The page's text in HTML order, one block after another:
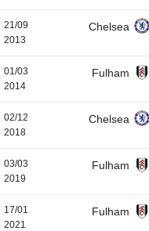
21/09
2013
Chelsea
01/03
2014
Fulham
02/12
2018
Chelsea
03/03
2019
Fulham
17/01
2021
Fulham